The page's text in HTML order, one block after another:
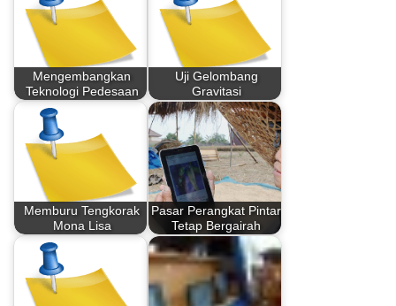
Mengembangkan
Teknologi Pedesaan
Uji Gelombang
Gravitasi
Memburu Tengkorak
Mona Lisa
Pasar Perangkat Pintar
Tetap Bergairah